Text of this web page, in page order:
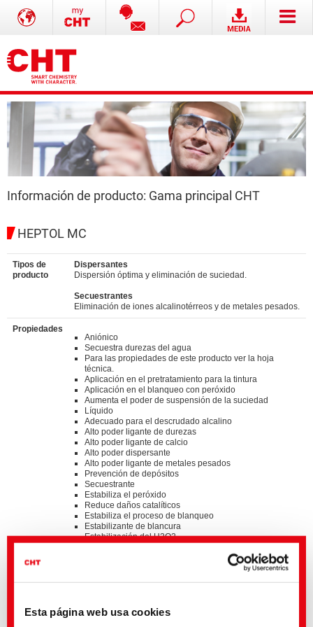
Esta página web usa cookies
Información de producto: Gama principal CHT
HEPTOL MC
Tipos de
producto
Dispersantes
Dispersión óptima y eliminación de suciedad.
Secuestrantes
Eliminación de iones alcalinotérreos y de metales pesados.
Propiedades
Aniónico
Secuestra durezas del agua
Para las propiedades de este producto ver la hoja
técnica.
Aplicación en el pretratamiento para la tintura
Aplicación en el blanqueo con peróxido
Aumenta el poder de suspensión de la suciedad
Líquido
Adecuado para el descrudado alcalino
Alto poder ligante de durezas
Alto poder ligante de calcio
Alto poder dispersante
Alto poder ligante de metales pesados
Prevención de depósitos
Secuestrante
Estabiliza el peróxido
Reduce daños catalíticos
Estabiliza el proceso de blanqueo
Estabilizante de blancura
Estabilización del H2O2
Standards
®